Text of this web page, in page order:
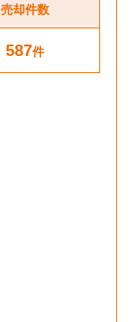
売却件数
587件